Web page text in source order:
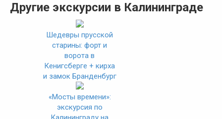
Другие экскурсии в Калининграде
Шедевры прусской
старины: форт и
ворота в
Кенигсберге + кирха
и замок Бранденбург
«Мосты времени»:
экскурсия по